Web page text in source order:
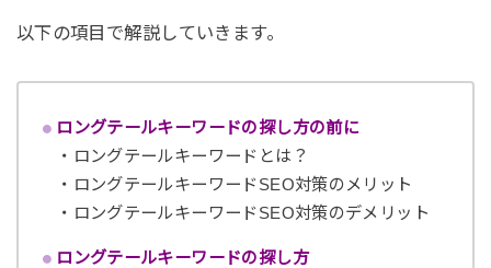
以下の項目で解説していきます。
ロングテールキーワードの探し方の前に
・ロングテールキーワードとは？
・ロングテールキーワードSEO対策のメリット
・ロングテールキーワードSEO対策のデメリット
ロングテールキーワードの探し方